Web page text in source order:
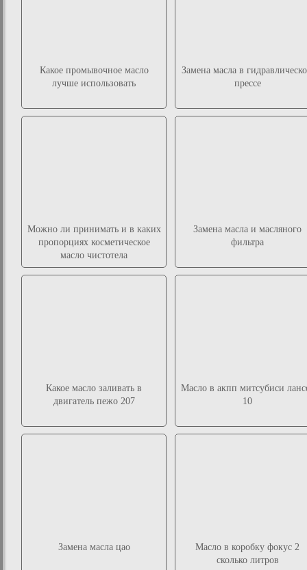
Какое промывочное масло
лучше использовать
Замена масла в
прессе
Можно ли принимать и в каких
пропорциях косметическое
масло чистотела
Замена масла и масляного
фильтра
Какое масло заливать в
двигатель пежо 207
Масло в акпп митсубиси
10
Замена масла цао
Масло в коробку фокус 2
сколько литров